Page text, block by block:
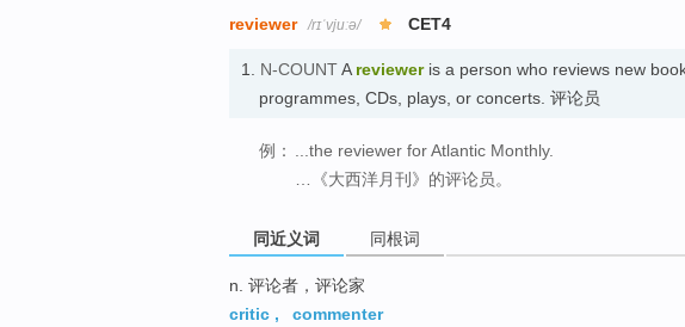
reviewer /rɪˈvjuːə/ CET4
1. N-COUNTA revieweris a person who reviews new
programmes, CDs, plays, or concerts. 评论员
例：
...the reviewer for Atlantic Monthly.
…《大西洋月刊》的评论员。
同近义词 同根词
n. 评论者，评论家
critic , commenter